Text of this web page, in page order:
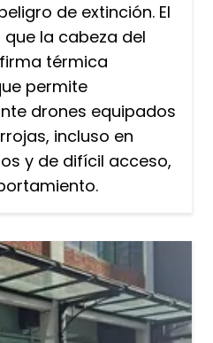
de extinción. El
la cabeza del
térmica
permite
drones equipados
incluso en
y de difícil acceso,